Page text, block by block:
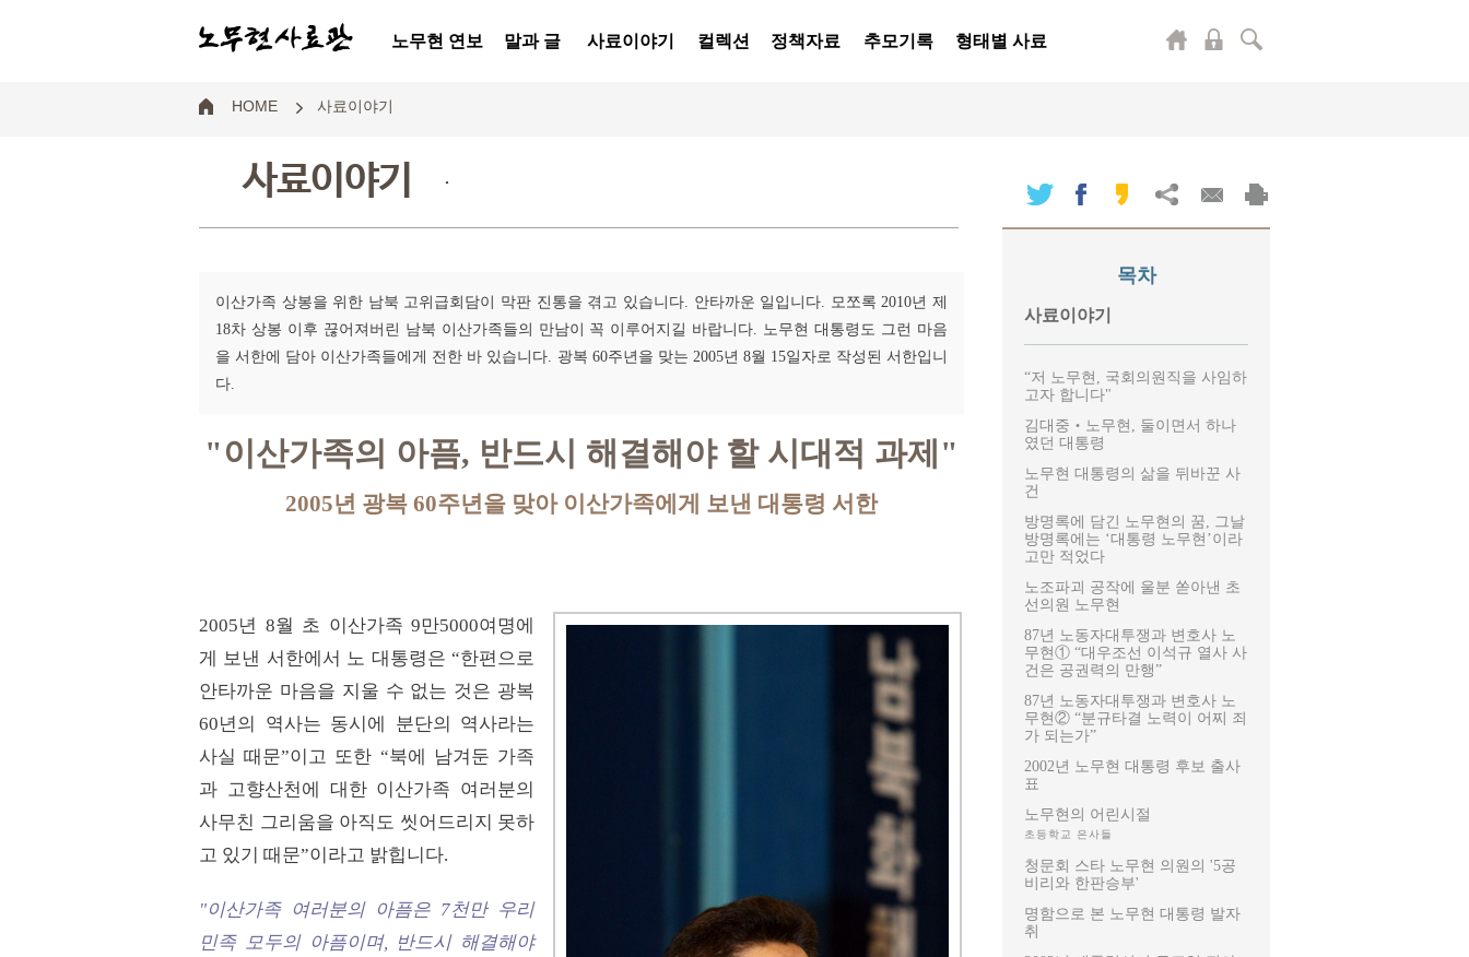
노무현 연보 말과 글 사료이야기 컬렉션 정책자료 추모기록 형태별 사료
HOME 사료이야기
사료이야기 .
이산가족 상봉을 위한 남북 고위급회담이 막판 진통을 겪고 있습니다. 안타까운 일입니다. 모쪼록 2010년 제
18차 상봉 이후 끊어져버린 남북 이산가족들의 만남이 꼭 이루어지길 바랍니다. 노무현 대통령도 그런 마음
을 서한에 담아 이산가족들에게 전한 바 있습니다. 광복 60주년을 맞는 2005년 8월 15일자로 작성된 서한입니
다.
"이산가족의 아픔, 반드시 해결해야 할 시대적 과제"
2005년 광복 60주년을 맞아 이산가족에게 보낸 대통령 서한
2005년 8월 초 이산가족 9만5000여명에
게 보낸 서한에서 노 대통령은 “한편으로
안타까운 마음을 지울 수 없는 것은 광복
60년의 역사는 동시에 분단의 역사라는
사실 때문”이고 또한 “북에 남겨둔 가족
과 고향산천에 대한 이산가족 여러분의
사무친 그리움을 아직도 씻어드리지 못하
고 있기 때문”이라고 밝힙니다.
"이산가족 여러분의 아픔은 7천만 우리
민족 모두의 아픔이며, 반드시 해결해야
목차
사료이야기
“저 노무현, 국회의원직을 사임하
고자 합니다"
김대중‧노무현, 둘이면서 하나
였던 대통령
노무현 대통령의 삶을 뒤바꾼 사
건
방명록에 담긴 노무현의 꿈, 그날
방명록에는 ‘대통령 노무현’이라
고만 적었다
노조파괴 공작에 울분 쏟아낸 초
선의원 노무현
87년 노동자대투쟁과 변호사 노
무현① “대우조선 이석규 열사 사
건은 공권력의 만행”
87년 노동자대투쟁과 변호사 노
무현② “분규타결 노력이 어찌 죄
가 되는가”
2002년 노무현 대통령 후보 출사
표
노무현의 어린시절
초등학교 은사들
청문회 스타 노무현 의원의 '5공
비리와 한판승부'
명함으로 본 노무현 대통령 발자
취